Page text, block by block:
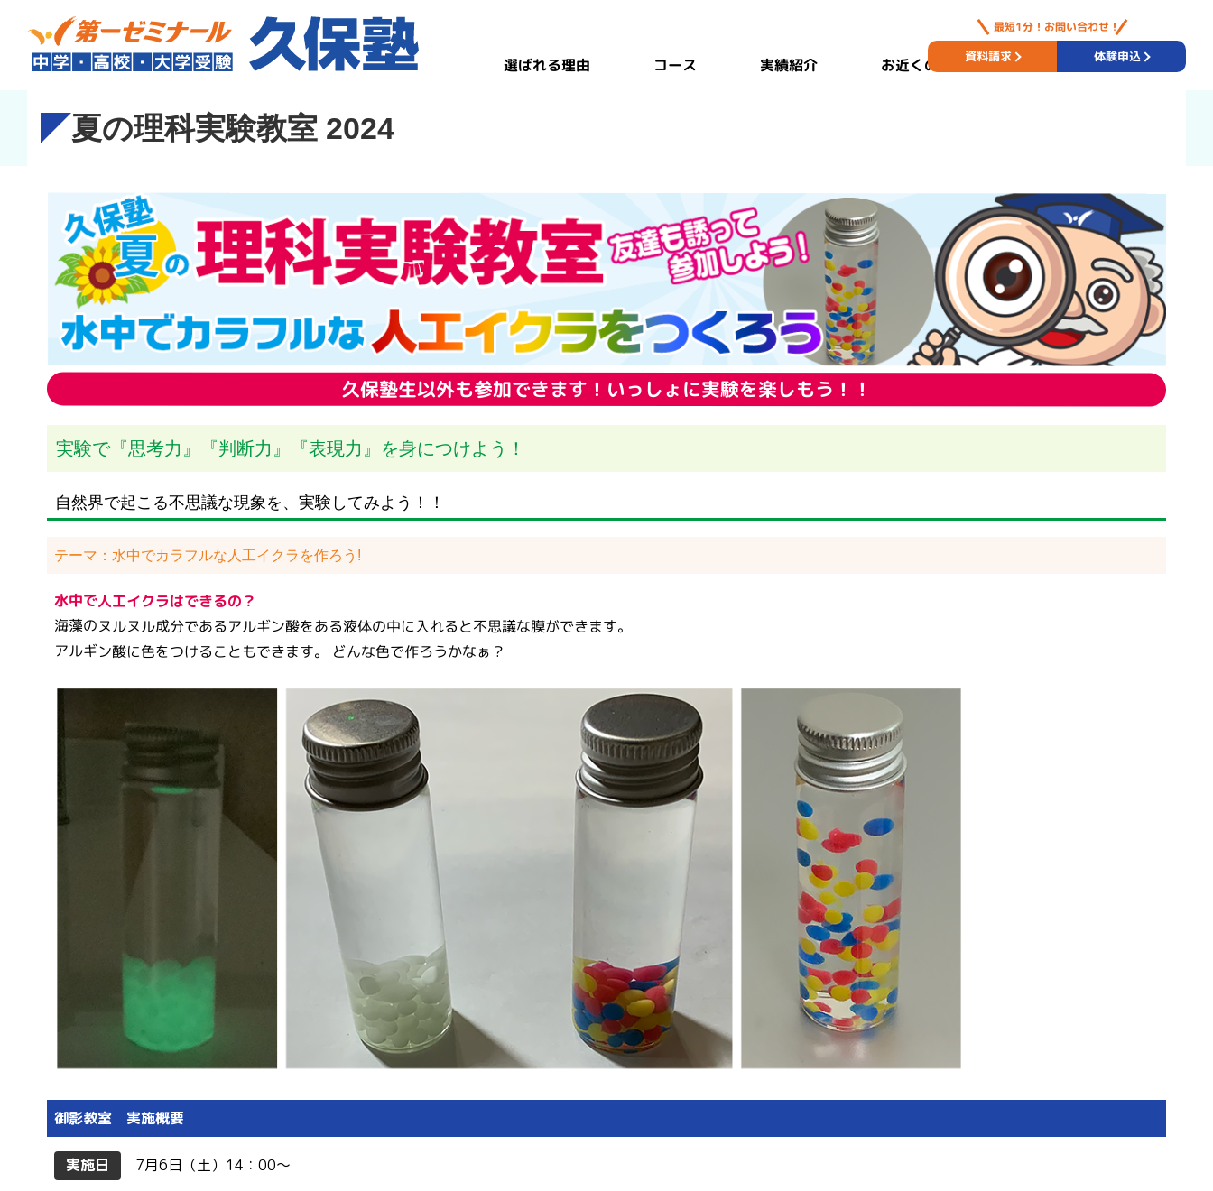
選ばれる理由 コース 実績紹介 お近くの教室
最短1分！お問い合わせ！
資料請求 体験申込
夏の理科実験教室 2024
久保塾生以外も参加できます！ いっしょに実験を楽しもう！！
実験で『思考力』『判断力』『表現力』を身につけよう！
自然界で起こる不思議な現象を、実験してみよう！！
テーマ：水中でカラフルな人工イクラを作ろう!
水中で人工イクラはできるの？
海藻のヌルヌル成分であるアルギン酸をある液体の中に入れると不思議な膜ができます。
アルギン酸に色をつけることもできます。 どんな色で作ろうかなぁ？
御影教室 実施概要
実施日 7月6日（土）14：00〜